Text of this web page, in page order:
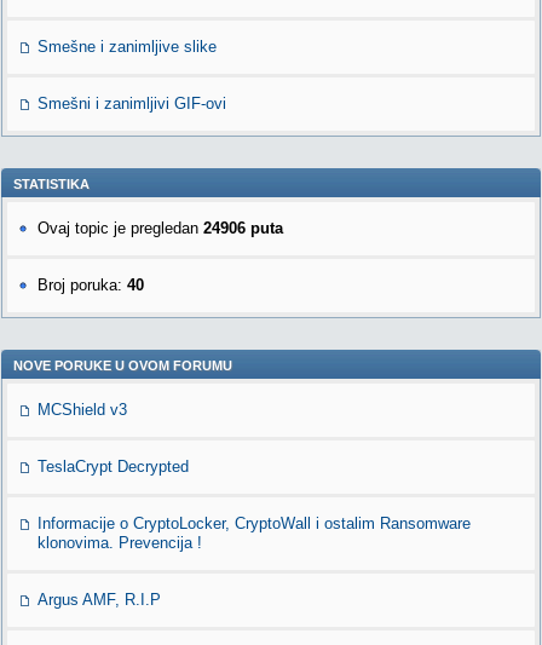
Smešne i zanimljive slike
Smešni i zanimljivi GIF-ovi
STATISTIKA
Ovaj topic je pregledan 24906 puta
Broj poruka: 40
NOVE PORUKE U OVOM FORUMU
MCShield v3
TeslaCrypt Decrypted
Informacije o CryptoLocker, CryptoWall i ostalim Ransomware
klonovima. Prevencija !
Argus AMF, R.I.P